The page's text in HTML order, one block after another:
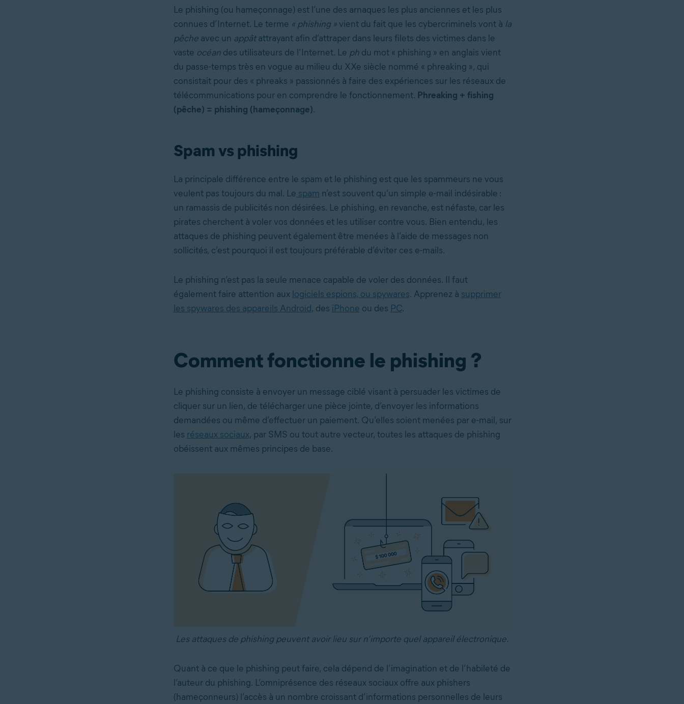
Le phishing (ou hameçonnage) est l’une des arnaques les plus anciennes et les plus
connues d’Internet. Le terme « phishing » vient du fait que les cybercriminels vont à la
pêche avec un appâtattrayant afin d’attraper dans leurs filets des victimes dans le
vaste océan des utilisateurs de l’Internet. Le phdu mot « phishing » en anglais vient
du passe-temps très en vogue au milieu du XXe siècle nommé « phreaking », qui
consistait pour des « phreaks » passionnés à faire des expériences sur les réseaux de
télécommunications pour en comprendre le fonctionnement. Phreaking + fishing
(pêche) = phishing (hameçonnage).
Spam vs phishing
La principale différence entre le spam et le phishing est que les spammeurs ne vous
veulent pas toujours du mal. Le spam n’est souvent qu’un simple e-mail indésirable :
un ramassis de publicités non désirées. Le phishing, en revanche, est néfaste, car les
pirates cherchent à voler vos données et les utiliser contre vous. Bien entendu, les
attaques de phishing peuvent également être menées à l’aide de messages non
sollicités, c’est pourquoi il est toujours préférable d’éviter ces e-mails.
Le phishing n’est pas la seule menace capable de voler des données. Il faut
également faire attention aux logiciels espions, ou spywares. Apprenez à supprimer
les spywares des appareils Android, des iPhone ou des PC.
Comment fonctionne le phishing ?
Le phishing consiste à envoyer un message ciblé visant à persuader les victimes de
cliquer sur un lien, de télécharger une pièce jointe, d’envoyer les informations
demandées ou même d’effectuer un paiement. Qu’elles soient menées par e-mail, sur
les réseaux sociaux, par SMS ou tout autre vecteur, toutes les attaques de phishing
obéissent aux mêmes principes de base.
Les attaques de phishing peuvent avoir lieu sur n’importe quel appareil électronique.
Quant à ce que le phishing peut faire, cela dépend de l’imagination et de l’habileté de
l’auteur du phishing. L’omniprésence des réseaux sociaux offre aux phishers
(hameçonneurs) l’accès à un nombre croissant d’informations personnelles de leurs